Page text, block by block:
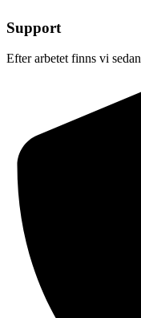
Support
Efter arbetet finns vi